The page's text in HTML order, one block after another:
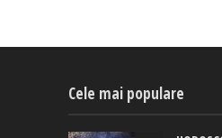
Cele mai populare